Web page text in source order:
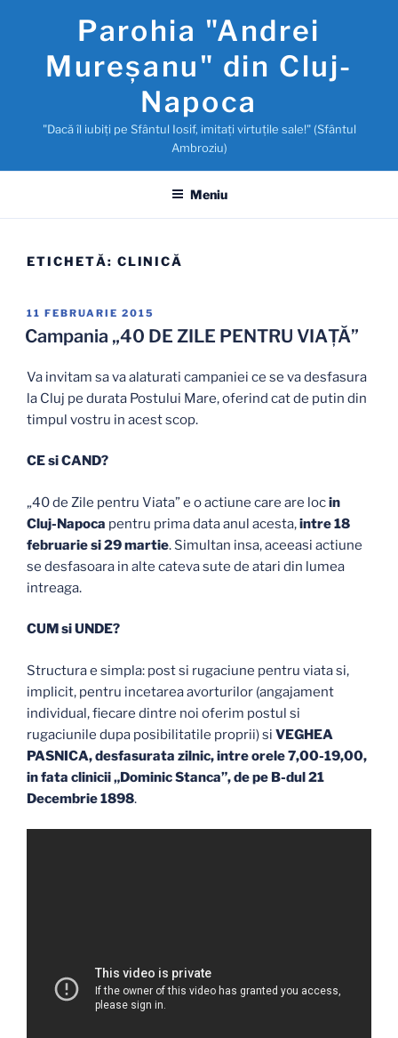
conținut
Parohia "Andrei
Mureşanu" din Cluj-
Napoca
"Dacă îl iubiţi pe Sfântul Iosif, imitaţi virtuţile sale!" (Sfântul
Ambroziu)
Meniu
ETICHETĂ: CLINICĂ
PUBLICAT
PE
11 FEBRUARIE 2015
Campania „40 DE ZILE PENTRU VIAȚĂ”
Va invitam sa va alaturati campaniei ce se va desfasura
la Cluj pe durata Postului Mare, oferind cat de putin din
timpul vostru in acest scop.
CE si CAND?
„40 de Zile pentru Viata” e o actiune care are locin
Cluj-Napoca pentru prima data anul acesta,intre 18
februarie si 29 martie. Simultan insa, aceeasi actiune
se desfasoara in alte cateva sute de atari din lumea
intreaga.
CUM si UNDE?
Structura e simpla: post si rugaciune pentru viata si,
implicit, pentru incetarea avorturilor (angajament
individual, fiecare dintre noi oferim postul si
rugaciunile dupa posibilitatile proprii) si VEGHEA
PASNICA, desfasurata zilnic, intre orele 7,00-19,00,
in fata clinicii „Dominic Stanca”, de pe B-dul 21
Decembrie 1898.